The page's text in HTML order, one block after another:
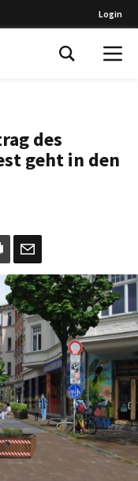
Login
des
geht in den